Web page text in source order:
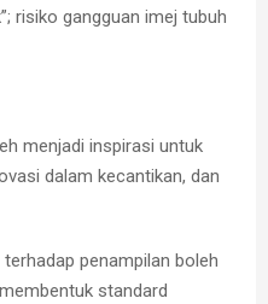
risiko gangguan imej tubuh
menjadi inspirasi untuk
dalam kecantikan, dan
penampilan boleh
standard